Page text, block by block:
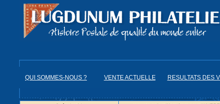
QUI SOMMES-NOUS ? VENTE ACTUELLE RESULTATS DES